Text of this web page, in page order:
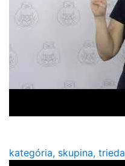
kategória, skupina, trieda